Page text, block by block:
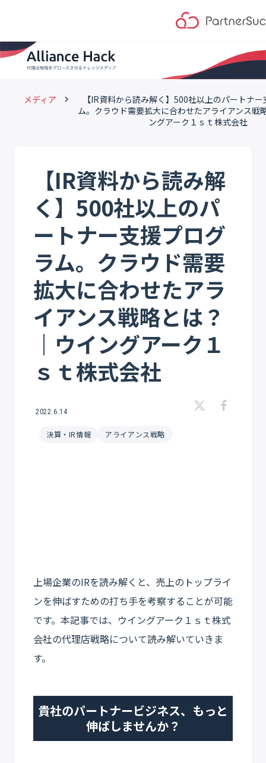
メディア keyboard_arrow_right
【IR資料から読み解く】500社以上のパートナ
ム。クラウド需要拡大に合わせたアライアンス戦
ングアーク１ｓｔ株式会社
【IR資料から読み解
く】500社以上のパ
ートナー支援プログ
ラム。クラウド需要
拡大に合わせたアラ
イアンス戦略とは？
｜ウイングアーク１
ｓｔ株式会社
2022.6.14
決算・IR情報 アライアンス戦略
上場企業のIRを読み解くと、売上のトップライ
ンを伸ばすための打ち手を考察することが可能
です。本記事では、ウイングアーク１ｓｔ株式
会社の代理店戦略について読み解いていきま
す。
貴社のパートナービジネス、もっと
伸ばしませんか？